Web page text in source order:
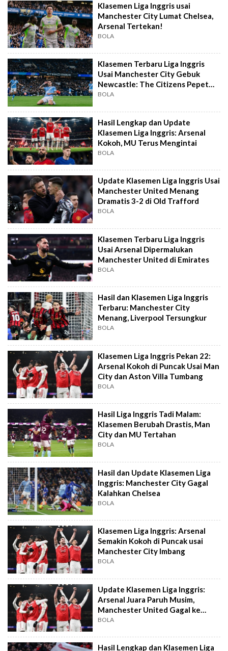
Klasemen Liga Inggris usai
Manchester City Lumat Chelsea,
Arsenal Tertekan!
BOLA
Klasemen Terbaru Liga Inggris
Usai Manchester City Gebuk
Newcastle: The Citizens Pepet
Arsenal
BOLA
Hasil Lengkap dan Update
Klasemen Liga Inggris: Arsenal
Kokoh, MU Terus Mengintai
BOLA
Update Klasemen Liga Inggris Usai
Manchester United Menang
Dramatis 3-2 di Old Trafford
BOLA
Klasemen Terbaru Liga Inggris
Usai Arsenal Dipermalukan
Manchester United di Emirates
BOLA
Hasil dan Klasemen Liga Inggris
Terbaru: Manchester City
Menang, Liverpool Tersungkur
BOLA
Klasemen Liga Inggris Pekan 22:
Arsenal Kokoh di Puncak Usai Man
City dan Aston Villa Tumbang
BOLA
Hasil Liga Inggris Tadi Malam:
Klasemen Berubah Drastis, Man
City dan MU Tertahan
BOLA
Hasil dan Update Klasemen Liga
Inggris: Manchester City Gagal
Kalahkan Chelsea
BOLA
Klasemen Liga Inggris: Arsenal
Semakin Kokoh di Puncak usai
Manchester City Imbang
BOLA
Update Klasemen Liga Inggris:
Arsenal Juara Paruh Musim,
Manchester United Gagal ke
Empat Besar
BOLA
Hasil Lengkap dan Klasemen Liga